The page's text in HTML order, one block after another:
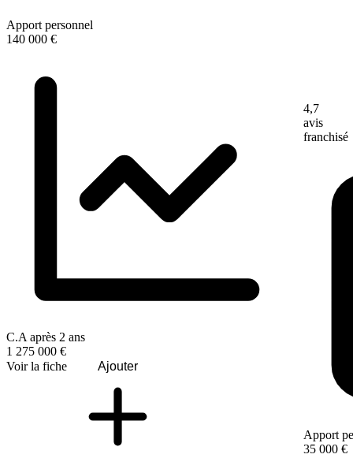
Apport personnel
140 000 €
C.A après 2 ans
1 275 000 €
Voir la fiche
Ajouter
4,7
avis
franchisé
Apport
35 000 €